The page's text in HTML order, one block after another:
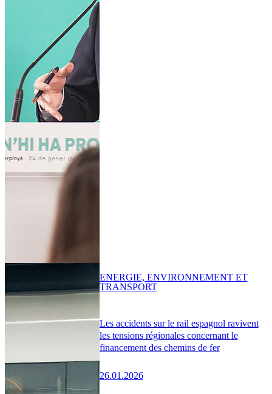
Les accidents sur le rail espagnol ravivent
les tensions régionales concernant le
financement des chemins de fer
26.01.2026
ENERGIE, ENVIRONNEMENT ET
TRANSPORT